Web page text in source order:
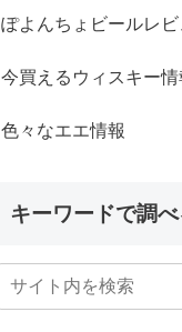
ぽよんちょビールレビ
今買えるウィスキー情
色々なエエ情報
キーワードで調べ